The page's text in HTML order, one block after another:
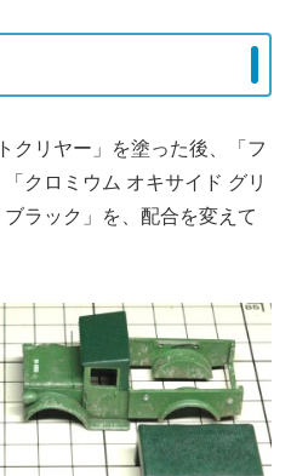
クリヤー」を塗った後、「フ
クロミウム オキサイド グリ
ラック」を、配合を変えて